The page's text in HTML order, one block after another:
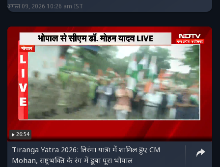
अगस्त 09, 2026 10:26 am IST
26:54
Tiranga Yatra 2026: तिरंगा यात्रा में शामिल हुए CM
Mohan, राष्ट्रभक्ति के रंग में डूबा पूरा भोपाल